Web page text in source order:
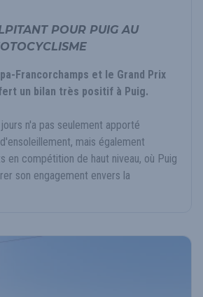
POUR PUIG AU
Francorchamps et le Grand Prix
un bilan très positif à Puig.
n'a pas seulement apporté
mais également
en compétition de haut niveau, où Puig
son engagement envers la